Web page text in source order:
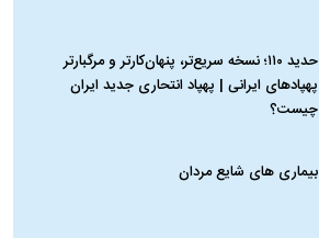
حدید ۱۱۰؛ نسخه سریع‌تر، پنهان‌کارتر و مرگبارتر
پهپادهای ایرانی | پهپاد انتحاری جدید ایران
چیست؟
بیماری‌ های شایع مردان